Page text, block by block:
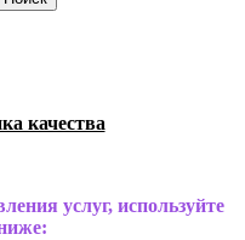
качества
услуг, используйте